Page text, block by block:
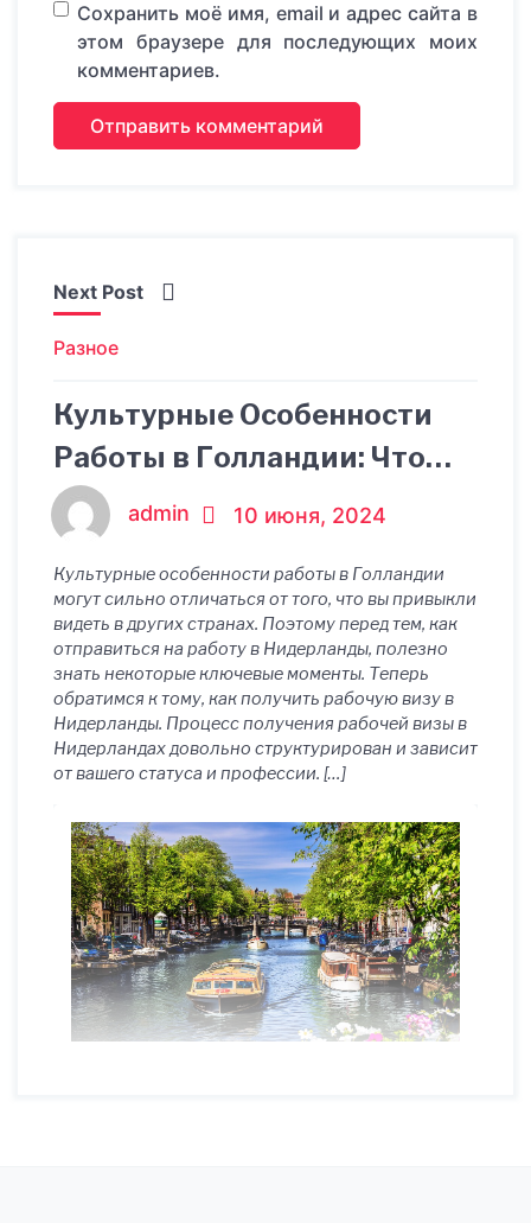
Сохранить моё имя, email и адрес сайта в
этом браузере для последующих моих
комментариев.
Next Post
Разное
Культурные Особенности
Работы в Голландии: Что
Стоит Знать?
admin 10 июня, 2024
Культурные особенности работы в Голландии
могут сильно отличаться от того, что вы привыкли
видеть в других странах. Поэтому перед тем, как
отправиться на работу в Нидерланды, полезно
знать некоторые ключевые моменты. Теперь
обратимся к тому, как получить рабочую визу в
Нидерланды. Процесс получения рабочей визы в
Нидерландах довольно структурирован и зависит
от вашего статуса и профессии. […]